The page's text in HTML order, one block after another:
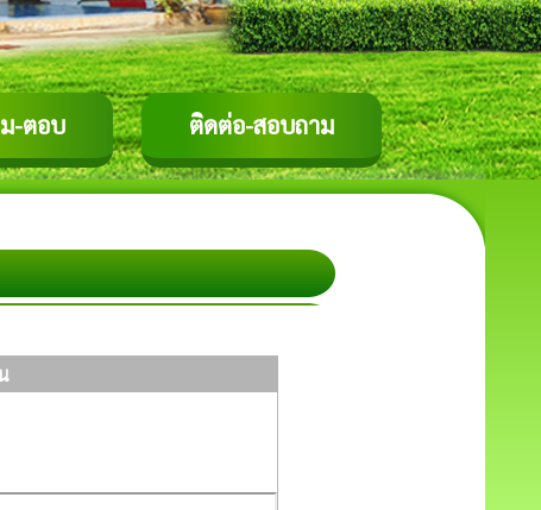
-ตอบ ติดต่อ-สอบถาม